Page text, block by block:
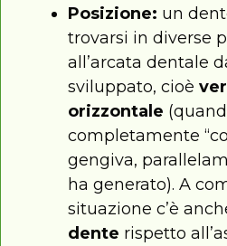
Posizione: un
trovarsi in diverse
all’arcata dentale
sviluppato, cioè
orizzontale
completamente
gengiva,
ha generato). A
situazione c’è
dente rispetto